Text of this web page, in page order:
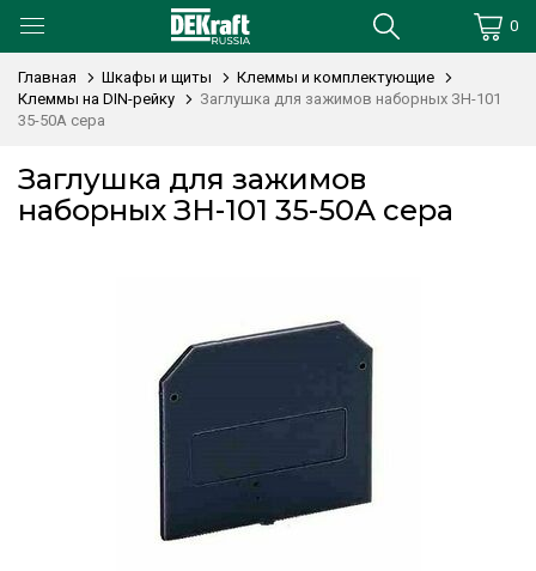
0
Главная Шкафы и щиты
Клеммы и комплектующие
Клеммы на DIN-рейку
Заглушка для зажимов наборных ЗН-101
35-50А сера
Заглушка для зажимов
наборных ЗН-101 35-50А сера